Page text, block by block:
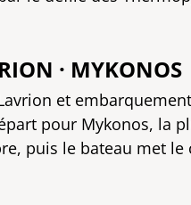
· MYKONOS
et
pour Mykonos, la
puis le bateau met le